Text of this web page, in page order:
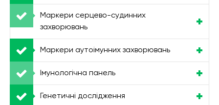
Маркери серцево-судинних
захворювань
Маркери аутоімунних захворювань
Імунологічна панель
Генетичні дослідження